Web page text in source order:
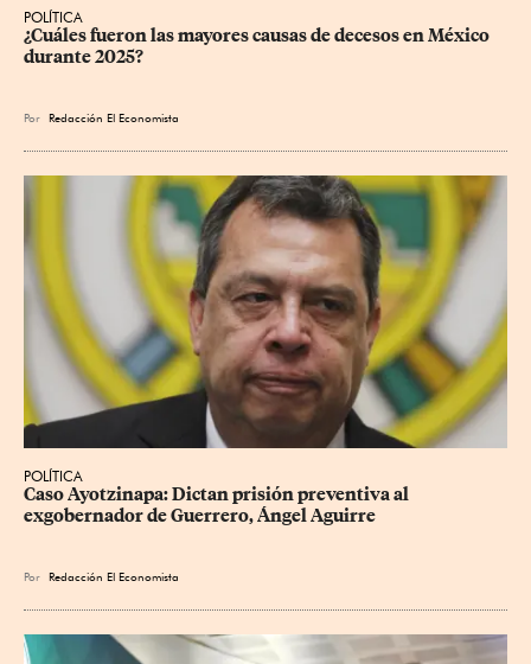
POLÍTICA
¿Cuáles fueron las mayores causas de decesos en México
durante 2025?
Por Redacción El Economista
POLÍTICA
Caso Ayotzinapa: Dictan prisión preventiva al
exgobernador de Guerrero, Ángel Aguirre
Por Redacción El Economista